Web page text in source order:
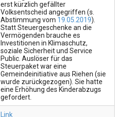
erst kürzlich gefällter
Volksentscheid angegriffen (s.
Abstimmung vom 19.05.2019).
Statt Steuergeschenke an die
Vermögenden brauche es
Investitionen in Klimaschutz,
soziale Sicherheit und Service
Public. Auslöser für das
Steuerpaket war eine
Gemeindeinitiative aus Riehen (sie
wurde zurückgezogen). Sie hatte
eine Erhöhung des Kinderabzugs
gefordert.
Link